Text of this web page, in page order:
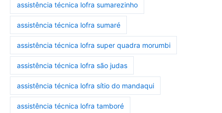
assistência técnica lofra sumarezinho
assistência técnica lofra sumaré
assistência técnica lofra super quadra morumbi
assistência técnica lofra são judas
assistência técnica lofra sítio do mandaqui
assistência técnica lofra tamboré